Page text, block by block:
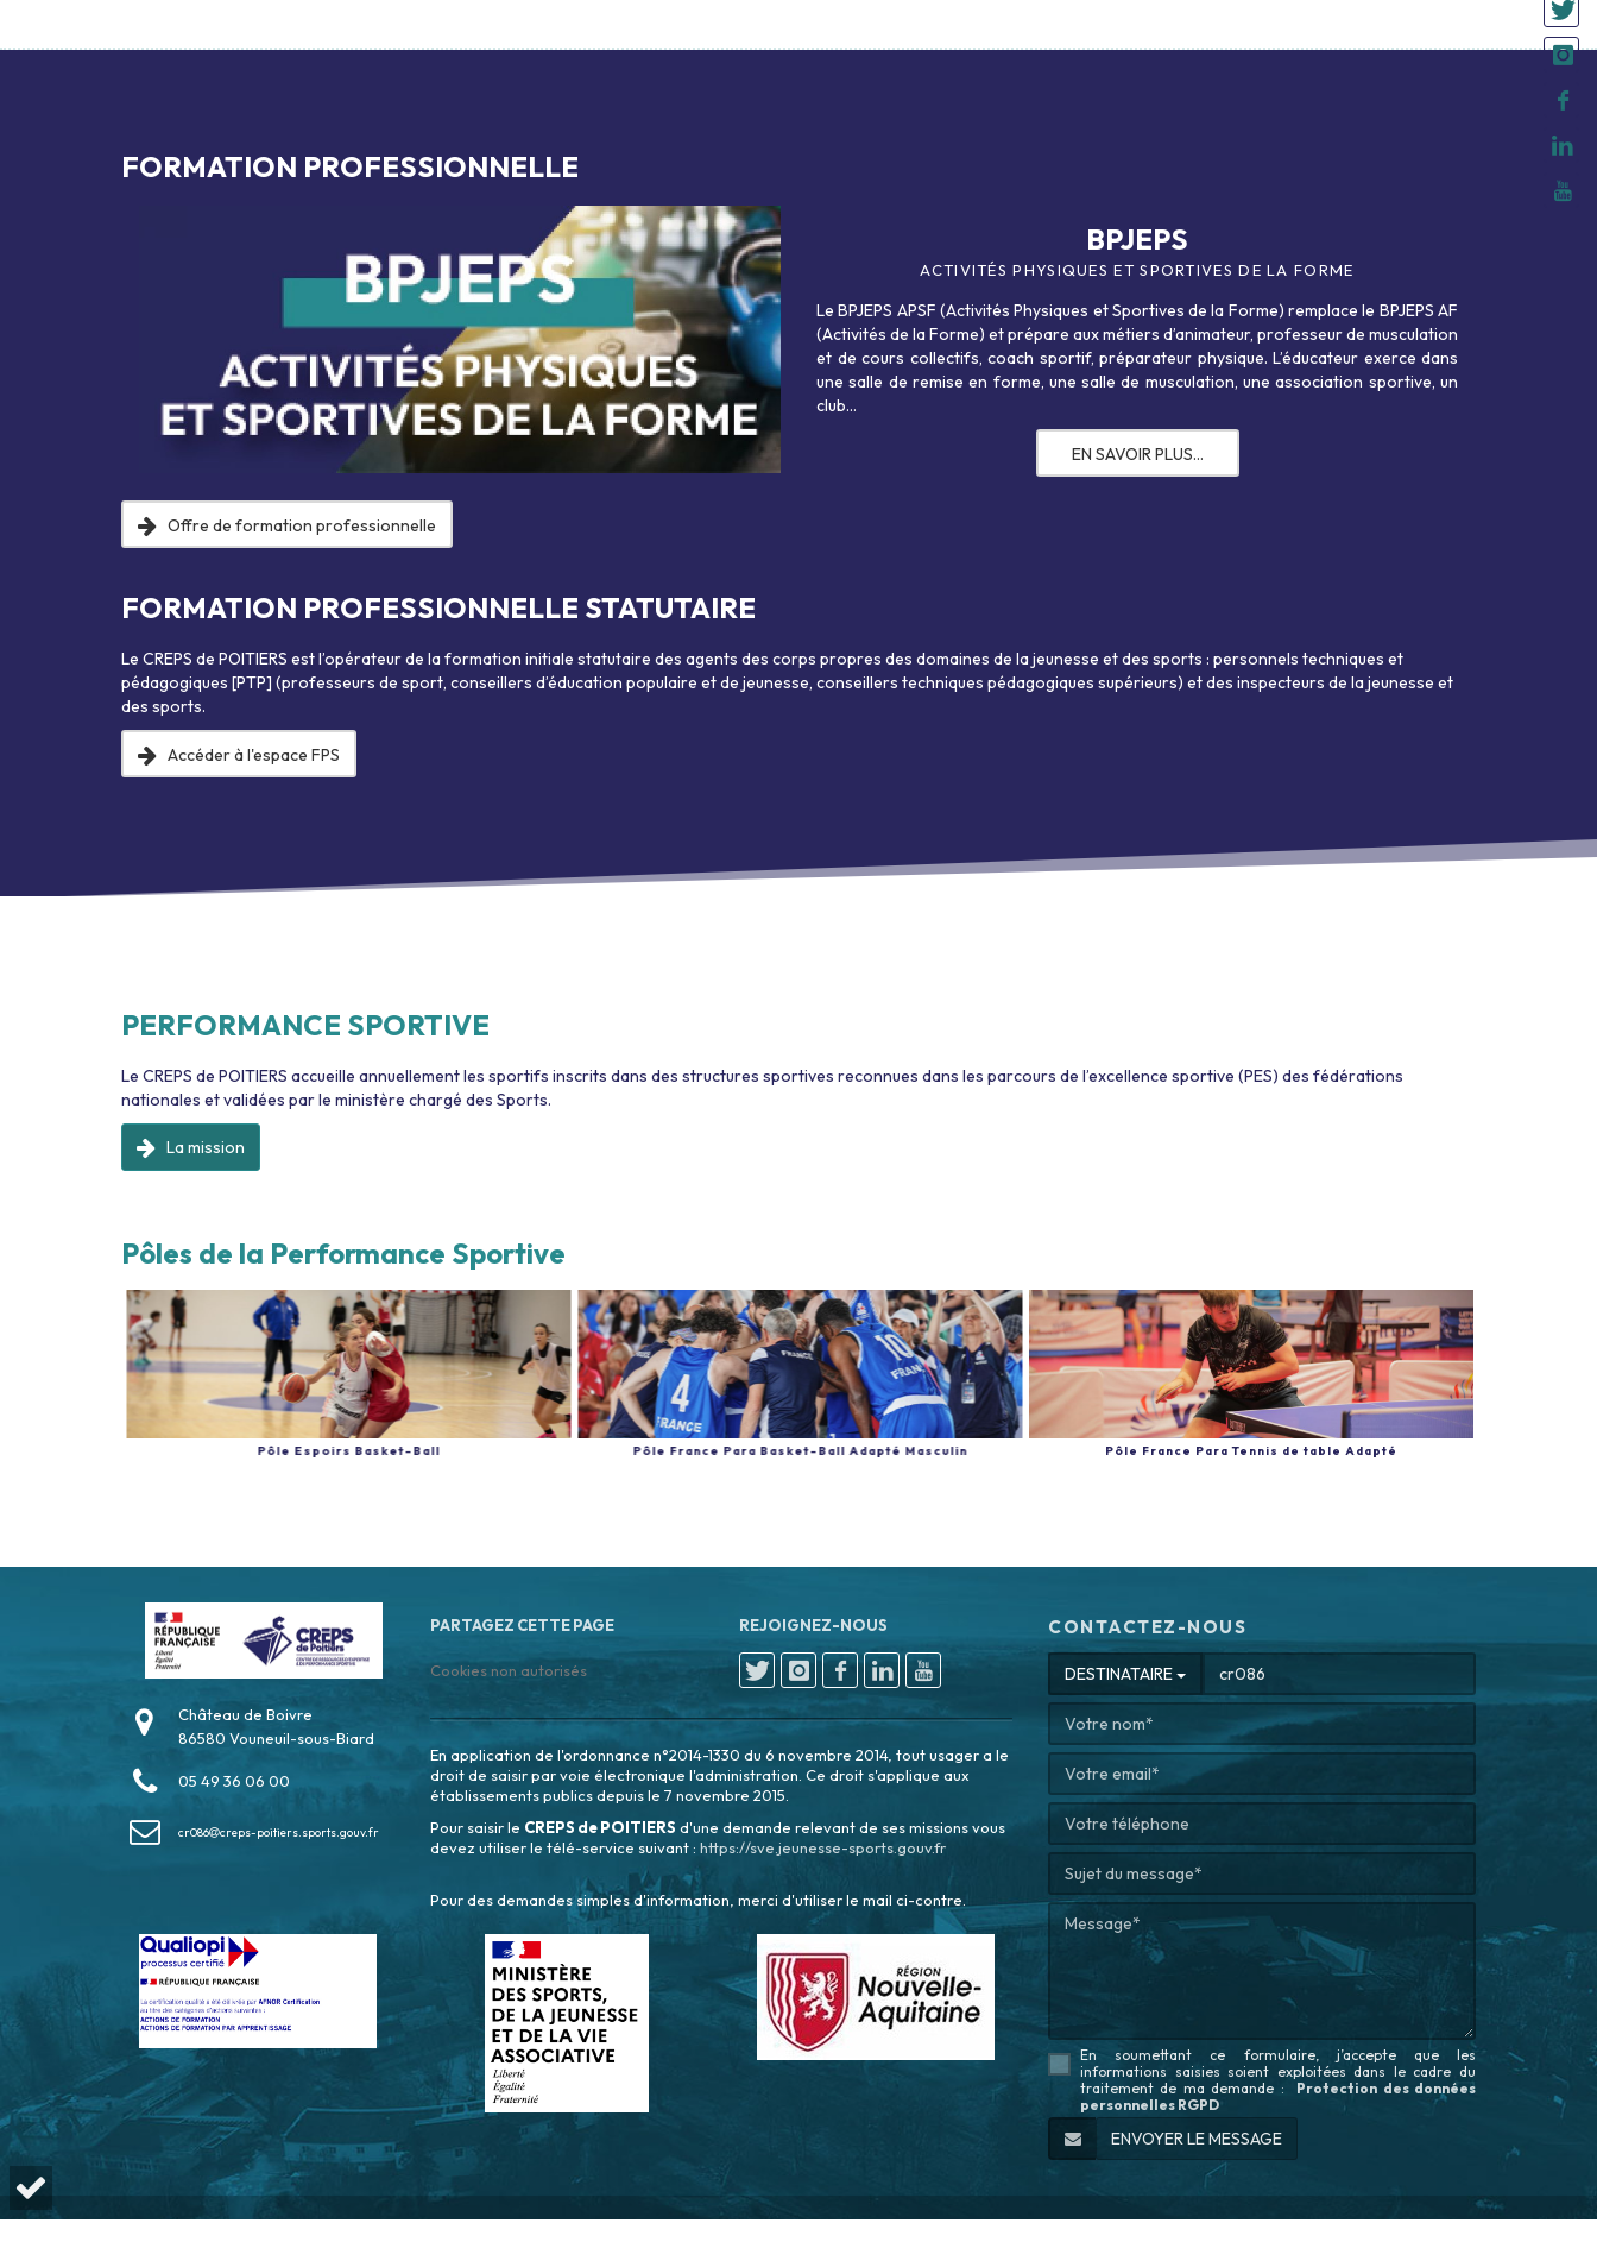
FORMATION PROFESSIONNELLE
BPJEPS
ACTIVITÉS PHYSIQUES ET SPORTIVES DE LA FORME
Le BPJEPS APSF (Activités Physiques et Sportives de la Forme) remplace le BPJEPS AF
(Activités de la Forme) et prépare aux métiers d’animateur, professeur de musculation
et de cours collectifs, coach sportif, préparateur physique. L’éducateur exerce dans
une salle de remise en forme, une salle de musculation, une association sportive, un
club…
EN SAVOIR PLUS…
Objectifs de la formationLe DESJEPS mention « Tennis »
compétences suivantes :Préparer un projet stratégique de
développementPiloter un système d’entraînement et de
conduire un projet sportif et de développementÉvaluer un système
de développementÉlaborer, organiser et conduire des actions…
Offre de formation professionnelle
FORMATION PROFESSIONNELLE STATUTAIRE
Le CREPS de POITIERS est l’opérateur de la formation initiale statutaire des agents des corps propres des domaines de la jeunesse et des sports : personnels techniques et
pédagogiques [PTP] (professeurs de sport, conseillers d’éducation populaire et de jeunesse, conseillers techniques pédagogiques supérieurs) et des inspecteurs de la jeunesse et
des sports.
Accéder à l'espace FPS
PERFORMANCE SPORTIVE
Le CREPS de POITIERS accueille annuellement les sportifs inscrits dans des structures sportives reconnues dans les parcours de l’excellence sportive (PES) des fédérations
nationales et validées par le ministère chargé des Sports.
La mission
Pôles de la Performance Sportive
Pôle Espoirs Basket-Ball Pôle France Para Basket-Ball Adapté Masculin Pôle France Para Tennis de table Adapté
Château de Boivre
86580 Vouneuil-sous-Biard
05 49 36 06 00
cr086 creps-poitiers.sports.gouv.fr
PARTAGEZ CETTE PAGE
Cookies non autorisés
REJOIGNEZ-NOUS
En application de l'ordonnance n°2014-1330 du 6 novembre 2014, tout usager a le
droit de saisir par voie électronique l'administration. Ce droit s'applique aux
établissements publics depuis le 7 novembre 2015.
Pour saisir le CREPS de POITIERS d'une demande relevant de ses missions vous
devez utiliser le télé-service suivant : https://sve.jeunesse-sports.gouv.fr
Pour des demandes simples d'information, merci d'utiliser le mail ci-contre.
CONTACTEZ-NOUS
DESTINATAIRE
En soumettant ce formulaire, j’accepte que les
informations saisies soient exploitées dans le cadre du
traitement de ma demande :
Protection des données
personnelles RGPD